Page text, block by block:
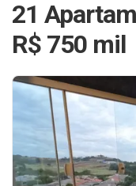
21
R$ 750 mil